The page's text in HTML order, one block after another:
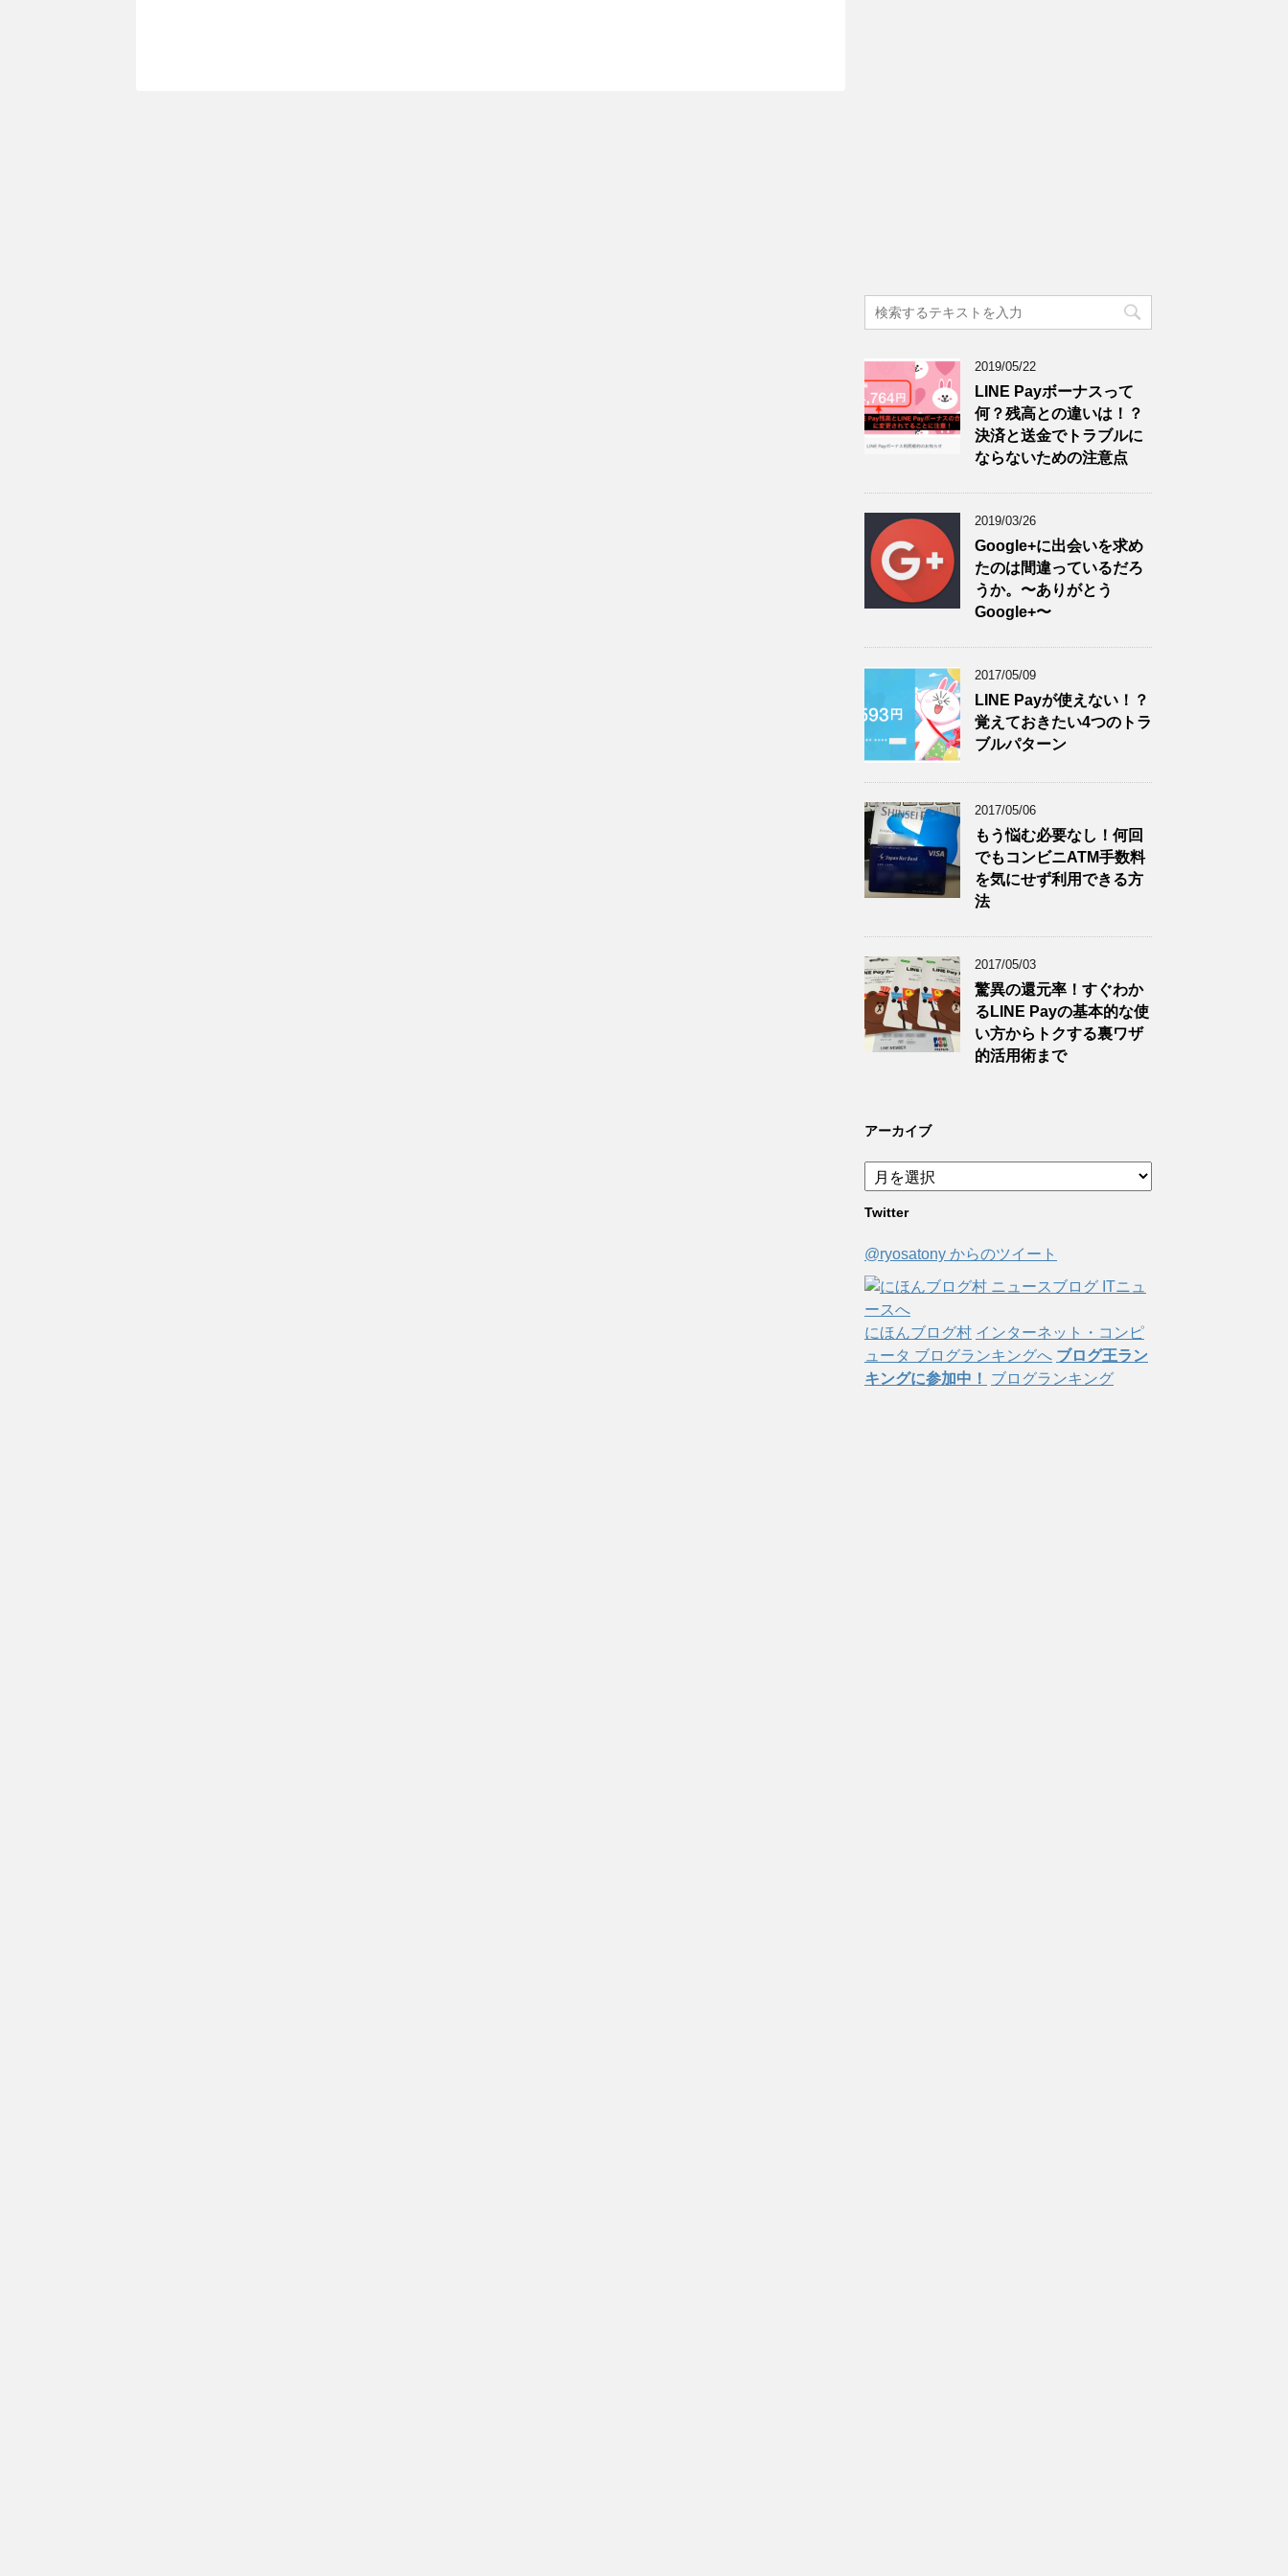
2019/05/22
LINE Payボーナスって
何？残高との違いは！？
決済と送金でトラブルに
ならないための注意点
2019/03/26
Google+に出会いを求め
たのは間違っているだろ
うか。〜ありがとう
Google+〜
2017/05/09
LINE Payが使えない！？
覚えておきたい4つのトラ
ブルパターン
2017/05/06
もう悩む必要なし！何回
でもコンビニATM手数料
を気にせず利用できる方
法
2017/05/03
驚異の還元率！すぐわか
るLINE Payの基本的な使
い方からトクする裏ワザ
的活用術まで
アーカイブ
ア
ー
カ
ブ
Twitter
@ryosatony からのツイート
にほんブログ村 インターネット・コンピ
ュータ ブログランキングへ ブログ王ラン
キングに参加中！
ブログランキング